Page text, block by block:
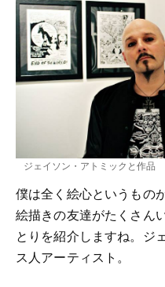
ジェイソン・アトミックと作品
僕は全く絵心というもの
絵描きの友達がたくさん
とりを紹介しますね。ジ
ス人アーティスト。